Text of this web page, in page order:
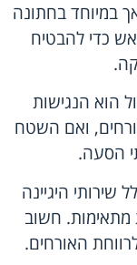
במיוחד בחתונה
כדי להבטיח
הוא הנגישות
ואם השטח
הסעה.
שירותי היגיינה
מתאימות. חשוב
האורחים.